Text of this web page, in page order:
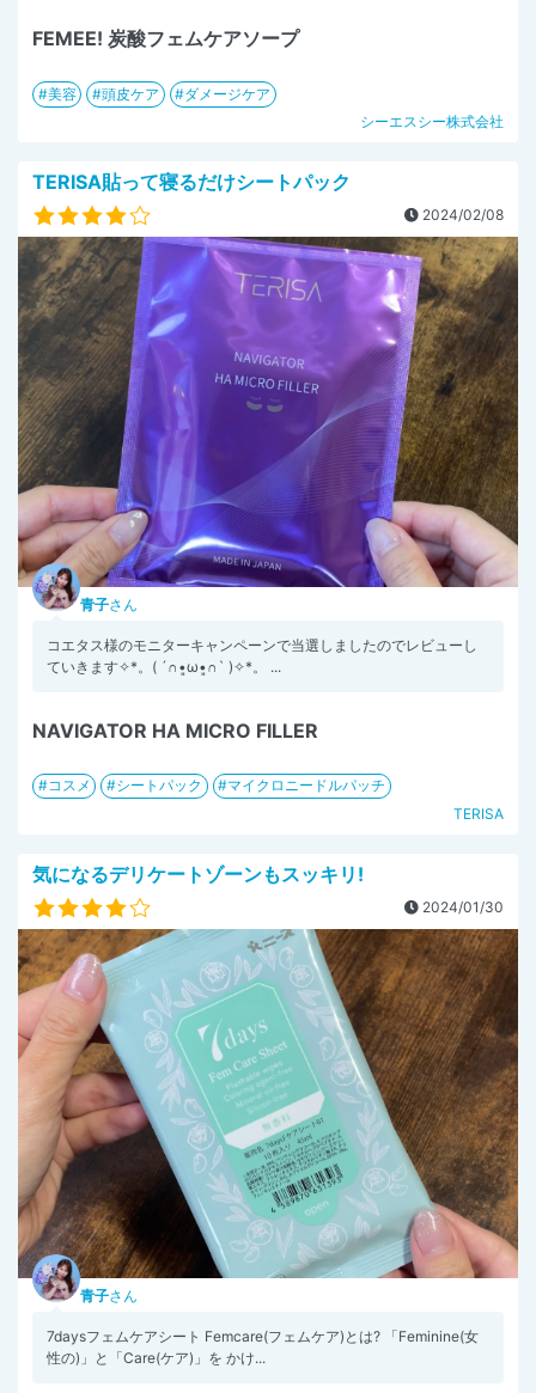
FEMEE! 炭酸フェムケアソープ
美容 頭皮ケア
ダメージケア
シーエスシー株式会社
TERISA貼って寝るだけシートパック
2024/02/08
青子さん
コエタス様のモニターキャンペーンで当選しましたのでレビューし
ていきます✧︎*。( ´∩︎•͈ω•͈∩︎` )✧︎*。 ...
NAVIGATOR HA MICRO FILLER
コスメ シートパック
マイクロニードルパッチ
TERISA
気になるデリケートゾーンもスッキリ!
2024/01/30
青子さん
7daysフェムケアシート Femcare(フェムケア)とは? 「Feminine(女
性の)」と「Care(ケア)」を かけ...